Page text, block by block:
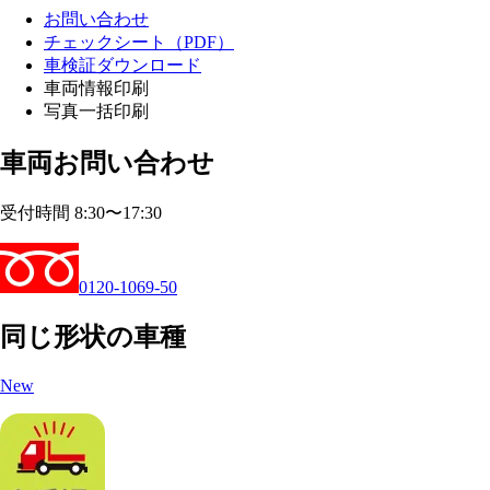
お問い合わせ
チェックシート（PDF）
車検証ダウンロード
車両情報印刷
写真一括印刷
車両お問い合わせ
受付時間 8:30〜17:30
0120-1069-50
同じ形状の車種
New